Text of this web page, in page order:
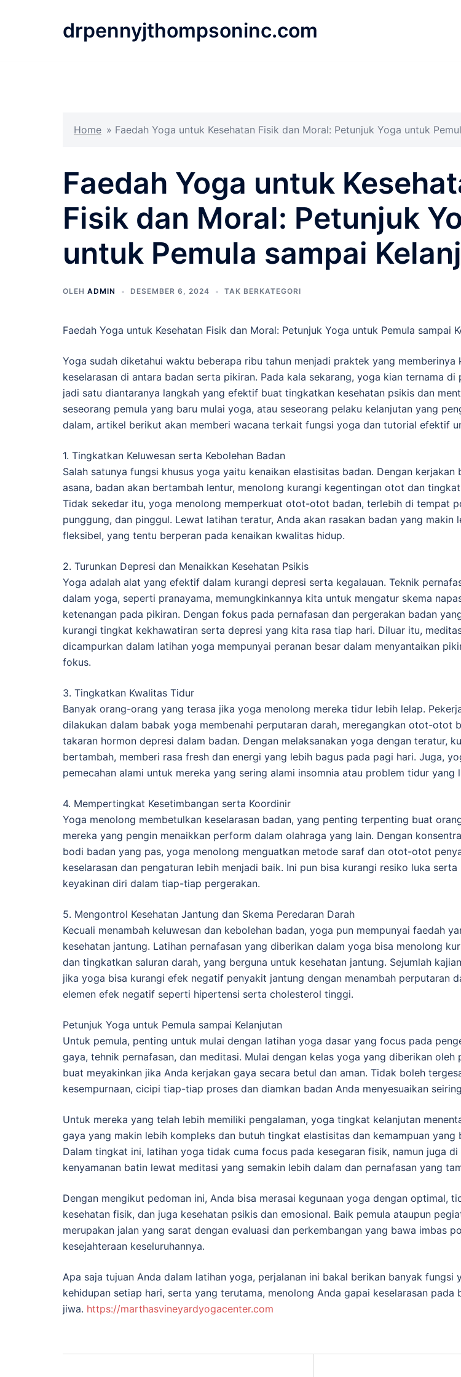
drpennyjthompsoninc.com
Home » Faedah Yoga untuk Kesehatan Fisik dan Moral: Petunjuk Yoga untuk
Faedah Yoga untuk
Fisik dan Moral: Petunjuk
untuk Pemula sampai
OLEH ADMIN DESEMBER 6, 2024 TAK BERKATEGORI
Faedah Yoga untuk Kesehatan Fisik dan Moral: Petunjuk Yoga untuk Pemula sampai
Yoga sudah diketahui waktu beberapa ribu tahun menjadi praktek yang memberinya
keselarasan di antara badan serta pikiran. Pada kala sekarang, yoga kian ternama di
jadi satu diantaranya langkah yang efektif buat tingkatkan kesehatan psikis dan
seseorang pemula yang baru mulai yoga, atau seseorang pelaku kelanjutan yang
dalam, artikel berikut akan memberi wacana terkait fungsi yoga dan tutorial efektif
1. Tingkatkan Keluwesan serta Kebolehan Badan
Salah satunya fungsi khusus yoga yaitu kenaikan elastisitas badan. Dengan kerjakan
asana, badan akan bertambah lentur, menolong kurangi kegentingan otot dan
Tidak sekedar itu, yoga menolong memperkuat otot-otot badan, terlebih di tempat
punggung, dan pinggul. Lewat latihan teratur, Anda akan rasakan badan yang makin
fleksibel, yang tentu berperan pada kenaikan kwalitas hidup.
2. Turunkan Depresi dan Menaikkan Kesehatan Psikis
Yoga adalah alat yang efektif dalam kurangi depresi serta kegalauan. Teknik
dalam yoga, seperti pranayama, memungkinkannya kita untuk mengatur skema
ketenangan pada pikiran. Dengan fokus pada pernafasan dan pergerakan badan
kurangi tingkat kekhawatiran serta depresi yang kita rasa tiap hari. Diluar itu,
dicampurkan dalam latihan yoga mempunyai peranan besar dalam menyantaikan
fokus.
3. Tingkatkan Kwalitas Tidur
Banyak orang-orang yang terasa jika yoga menolong mereka tidur lebih lelap.
dilakukan dalam babak yoga membenahi perputaran darah, meregangkan otot-otot
takaran hormon depresi dalam badan. Dengan melaksanakan yoga dengan teratur,
bertambah, memberi rasa fresh dan energi yang lebih bagus pada pagi hari. Juga,
pemecahan alami untuk mereka yang sering alami insomnia atau problem tidur yang
4. Mempertingkat Kesetimbangan serta Koordinir
Yoga menolong membetulkan keselarasan badan, yang penting terpenting buat
mereka yang pengin menaikkan perform dalam olahraga yang lain. Dengan
bodi badan yang pas, yoga menolong menguatkan metode saraf dan otot-otot
keselarasan dan pengaturan lebih menjadi baik. Ini pun bisa kurangi resiko luka
keyakinan diri dalam tiap-tiap pergerakan.
5. Mengontrol Kesehatan Jantung dan Skema Peredaran Darah
Kecuali menambah keluwesan dan kebolehan badan, yoga pun mempunyai faedah
kesehatan jantung. Latihan pernafasan yang diberikan dalam yoga bisa menolong
dan tingkatkan saluran darah, yang berguna untuk kesehatan jantung. Sejumlah
jika yoga bisa kurangi efek negatif penyakit jantung dengan menambah perputaran
elemen efek negatif seperti hipertensi serta cholesterol tinggi.
Petunjuk Yoga untuk Pemula sampai Kelanjutan
Untuk pemula, penting untuk mulai dengan latihan yoga dasar yang focus pada
gaya, tehnik pernafasan, dan meditasi. Mulai dengan kelas yoga yang diberikan oleh
buat meyakinkan jika Anda kerjakan gaya secara betul dan aman. Tidak boleh
kesempurnaan, cicipi tiap-tiap proses dan diamkan badan Anda menyesuaikan
Untuk mereka yang telah lebih memiliki pengalaman, yoga tingkat kelanjutan
gaya yang makin lebih kompleks dan butuh tingkat elastisitas dan kemampuan yang
Dalam tingkat ini, latihan yoga tidak cuma focus pada kesegaran fisik, namun juga di
kenyamanan batin lewat meditasi yang semakin lebih dalam dan pernafasan yang
Dengan mengikut pedoman ini, Anda bisa merasai kegunaan yoga dengan optimal,
kesehatan fisik, dan juga kesehatan psikis dan emosional. Baik pemula ataupun
merupakan jalan yang sarat dengan evaluasi dan perkembangan yang bawa imbas
kesejahteraan keseluruhannya.
Apa saja tujuan Anda dalam latihan yoga, perjalanan ini bakal berikan banyak fungsi
kehidupan setiap hari, serta yang terutama, menolong Anda gapai keselarasan pada
jiwa. https://marthasvineyardyogacenter.com